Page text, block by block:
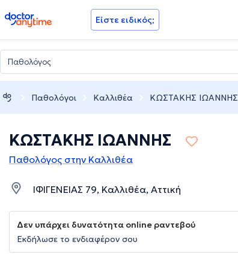
doctoranytime Είστε ειδικός;
Παθολόγοι Καλλιθέα ΚΩΣΤΑΚΗΣ ΙΩΑΝΝΗΣ
ΚΩΣΤΑΚΗΣ ΙΩΑΝΝΗΣ
Παθολόγος στην Καλλιθέα
ΙΦΙΓΕΝΕΙΑΣ 79, Καλλιθέα, Αττική
Δεν υπάρχει δυνατότητα online ραντεβού
Εκδήλωσε το ενδιαφέρον σου